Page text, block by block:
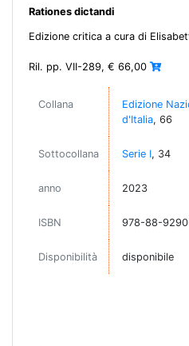
Rationes dictandi
Edizione critica a cura di
Ril. pp. VII-289, € 66,00
Collana
Edizione
d'Italia, 66
Sottocollana Serie I, 34
anno 2023
ISBN 978-88-
Disponibilità disponibile